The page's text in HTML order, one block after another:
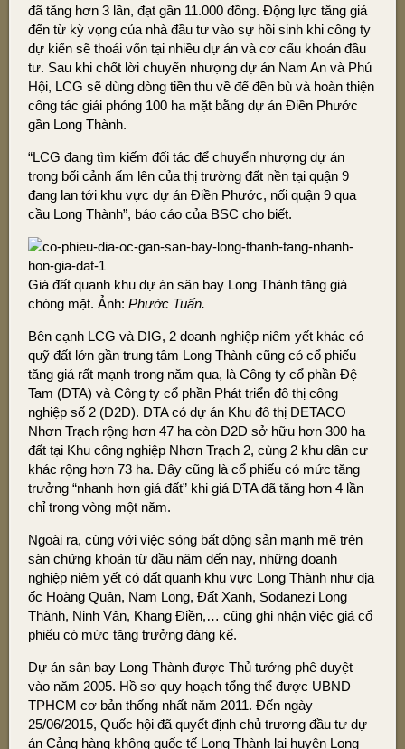
đã tăng hơn 3 lần, đạt gần 11.000 đồng. Động lực tăng giá
đến từ kỳ vọng của nhà đầu tư vào sự hồi sinh khi công ty
dự kiến sẽ thoái vốn tại nhiều dự án và cơ cấu khoản đầu
tư. Sau khi chốt lời chuyển nhượng dự án Nam An và Phú
Hội, LCG sẽ dùng dòng tiền thu về để đền bù và hoàn thiện
công tác giải phóng 100 ha mặt bằng dự án Điền Phước
gần Long Thành.
“LCG đang tìm kiếm đối tác để chuyển nhượng dự án
trong bối cảnh ấm lên của thị trường đất nền tại quận 9
đang lan tới khu vực dự án Điền Phước, nối quận 9 qua
cầu Long Thành”, báo cáo của BSC cho biết.
Giá đất quanh khu dự án sân bay Long Thành tăng giá
chóng mặt. Ảnh: Phước Tuấn.
Bên cạnh LCG và DIG, 2 doanh nghiệp niêm yết khác có
quỹ đất lớn gần trung tâm Long Thành cũng có cổ phiếu
tăng giá rất mạnh trong năm qua, là Công ty cổ phần Đệ
Tam (DTA) và Công ty cổ phần Phát triển đô thị công
nghiệp số 2 (D2D). DTA có dự án Khu đô thị DETACO
Nhơn Trạch rộng hơn 47 ha còn D2D sở hữu hơn 300 ha
đất tại Khu công nghiệp Nhơn Trạch 2, cùng 2 khu dân cư
khác rộng hơn 73 ha. Đây cũng là cổ phiếu có mức tăng
trưởng “nhanh hơn giá đất” khi giá DTA đã tăng hơn 4 lần
chỉ trong vòng một năm.
Ngoài ra, cùng với việc sóng bất động sản mạnh mẽ trên
sàn chứng khoán từ đầu năm đến nay, những doanh
nghiệp niêm yết có đất quanh khu vực Long Thành như địa
ốc Hoàng Quân, Nam Long, Đất Xanh, Sodanezi Long
Thành, Ninh Vân, Khang Điền,… cũng ghi nhận việc giá cổ
phiếu có mức tăng trưởng đáng kể.
Dự án sân bay Long Thành được Thủ tướng phê duyệt
vào năm 2005. Hồ sơ quy hoạch tổng thể được UBND
TPHCM cơ bản thống nhất năm 2011. Đến ngày
25/06/2015, Quốc hội đã quyết định chủ trương đầu tư dự
án Cảng hàng không quốc tế Long Thành lại huyện Long